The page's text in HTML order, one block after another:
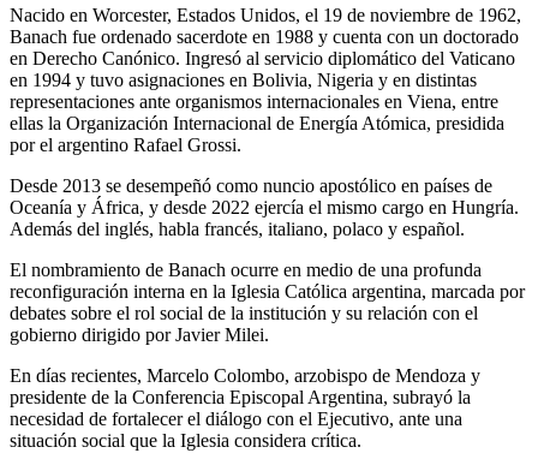
Nacido en Worcester, Estados Unidos, el 19 de noviembre de 1962,
Banach fue ordenado sacerdote en 1988 y cuenta con un doctorado
en Derecho Canónico. Ingresó al servicio diplomático del Vaticano
en 1994 y tuvo asignaciones en Bolivia, Nigeria y en distintas
representaciones ante organismos internacionales en Viena, entre
ellas la Organización Internacional de Energía Atómica, presidida
por el argentino Rafael Grossi.
Desde 2013 se desempeñó como nuncio apostólico en países de
Oceanía y África, y desde 2022 ejercía el mismo cargo en Hungría.
Además del inglés, habla francés, italiano, polaco y español.
El nombramiento de Banach ocurre en medio de una profunda
reconfiguración interna en la Iglesia Católica argentina, marcada por
debates sobre el rol social de la institución y su relación con el
gobierno dirigido por Javier Milei.
En días recientes, Marcelo Colombo, arzobispo de Mendoza y
presidente de la Conferencia Episcopal Argentina, subrayó la
necesidad de fortalecer el diálogo con el Ejecutivo, ante una
situación social que la Iglesia considera crítica.